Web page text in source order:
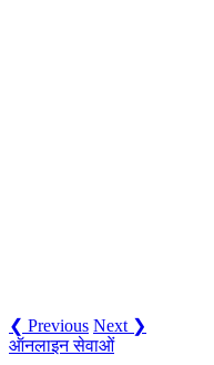
❮ Previous Next ❯
ऑनलाइन सेवाओं